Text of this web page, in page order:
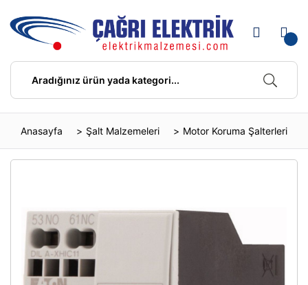
Anasayfa Şalt Malzemeleri Motor Koruma Şalterleri